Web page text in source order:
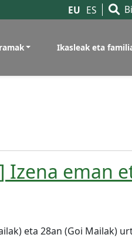
EU ES
Ikasleak eta
Izena eman
eta 28an (Goi Mailak)